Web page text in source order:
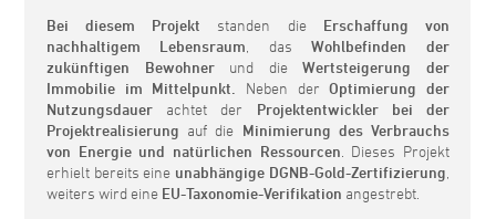
Bei diesem Projekt standen die Erschaffung von
nachhaltigem Lebensraum , dasWohlbefinden der
zukünftigen Bewohnerund dieWertsteigerung der
Immobilie im Mittelpunkt. Neben derOptimierung der
Nutzungsdauer achtet der Projektentwickler
bei der
Projektrealisierung auf die Minimierung des Verbrauchs
von Energie und natürlichen Ressourcen . Dieses Projekt
erhielt bereits eine unabhängige DGNB-Gold-Zertifizierung
weiters wird eine EU-Taxonomie-Verifikation angestrebt.